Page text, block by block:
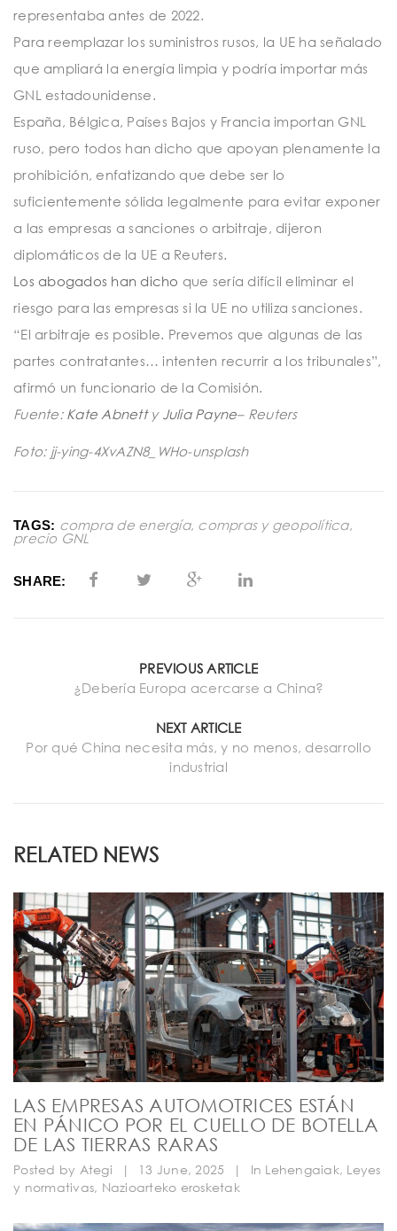
representaba antes de 2022.
Para reemplazar los suministros rusos, la UE ha señalado
que ampliará la energía limpia y podría importar más
GNL estadounidense.
España, Bélgica, Países Bajos y Francia importan GNL
ruso, pero todos han dicho que apoyan plenamente la
prohibición, enfatizando que debe ser lo
suficientemente sólida legalmente para evitar exponer
a las empresas a sanciones o arbitraje, dijeron
diplomáticos de la UE a Reuters.
Los abogados han dicho que sería difícil eliminar el
riesgo para las empresas si la UE no utiliza sanciones.
“El arbitraje es posible. Prevemos que algunas de las
partes contratantes… intenten recurrir a los tribunales”,
afirmó un funcionario de la Comisión.
Fuente: Kate Abnett y Julia Payne– Reuters
Foto: jj-ying-4XvAZN8_WHo-unsplash
TAGS: compra de energía, compras y geopolítica,
precio GNL
SHARE:
PREVIOUS ARTICLE
¿Debería Europa acercarse a China?
NEXT ARTICLE
Por qué China necesita más, y no menos, desarrollo
industrial
RELATED NEWS
LAS EMPRESAS AUTOMOTRICES ESTÁN
EN PÁNICO POR EL CUELLO DE BOTELLA
DE LAS TIERRAS RARAS
Posted by Ategi | 13 June, 2025 | In Lehengaiak, Leyes
y normativas, Nazioarteko erosketak